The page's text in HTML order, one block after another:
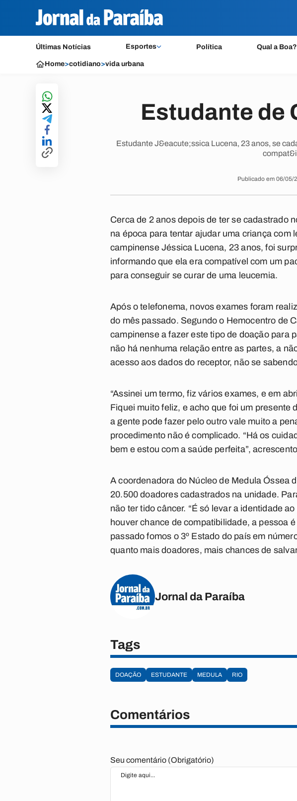
Últimas Notícias Esportes Política Qual a Boa?
Home>cotidiano>vida urbana
Estudante de
Estudante J&eacute;ssica Lucena, 23 anos, se
Publicado em 06/05/
Cerca de 2 anos depois de ter se cadastrado
na época para tentar ajudar uma criança
campinense Jéssica Lucena, 23 anos, foi
informando que ela era compatível com um
para conseguir se curar de uma leucemia.
Após o telefonema, novos exames foram
do mês passado. Segundo o Hemocentro de
campinense a fazer este tipo de doação para
não há nenhuma relação entre as partes, a
acesso aos dados do receptor, não se
“Assinei um termo, fiz vários exames, e em
Fiquei muito feliz, e acho que foi um presente
a gente pode fazer pelo outro vale muito a
procedimento não é complicado. “Há os
bem e estou com a saúde perfeita”,
A coordenadora do Núcleo de Medula Óssea
20.500 doadores cadastrados na unidade.
não ter tido câncer. “É só levar a identidade
houver chance de compatibilidade, a pessoa
passado fomos o 3º Estado do país em
quanto mais doadores, mais chances de
Jornal da Paraíba
Tags
DOAÇÃO ESTUDANTE MEDULA RIO
Comentários
Seu comentário (Obrigatório)